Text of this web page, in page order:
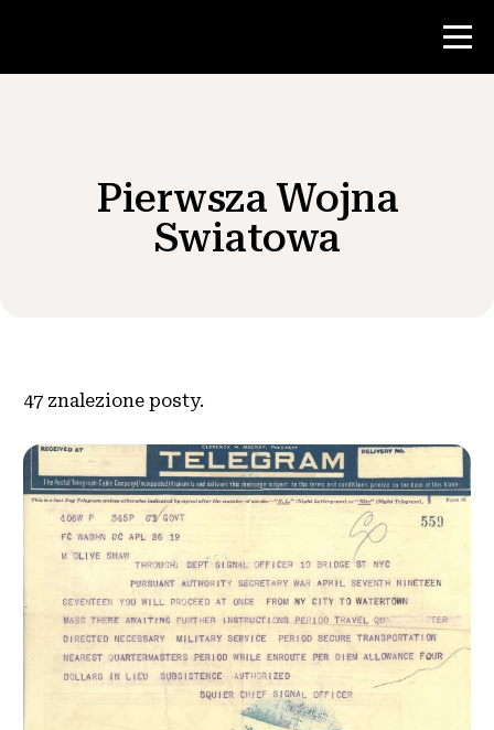
Zasoby dla nauczycieli
Zaangażować się
Pierwsza Wojna
Swiatowa
47 znalezione posty.